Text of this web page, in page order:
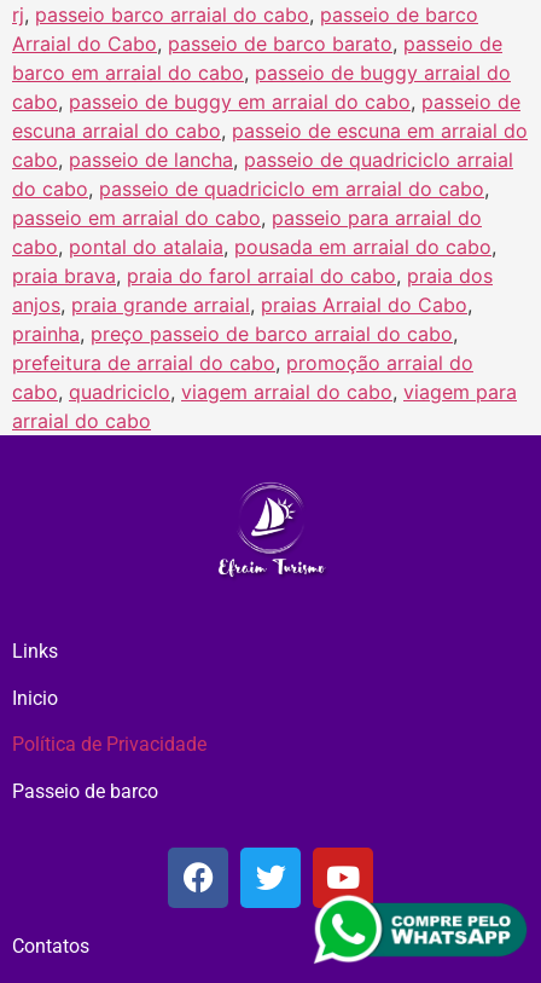
rj, passeio barco arraial do cabo, passeio de barco
Arraial do Cabo, passeio de barco barato, passeio de
barco em arraial do cabo, passeio de buggy arraial do
cabo, passeio de buggy em arraial do cabo, passeio de
escuna arraial do cabo, passeio de escuna em arraial do
cabo, passeio de lancha, passeio de quadriciclo arraial
do cabo, passeio de quadriciclo em arraial do cabo,
passeio em arraial do cabo, passeio para arraial do
cabo, pontal do atalaia, pousada em arraial do cabo,
praia brava, praia do farol arraial do cabo, praia dos
anjos, praia grande arraial, praias Arraial do Cabo,
prainha, preço passeio de barco arraial do cabo,
prefeitura de arraial do cabo, promoção arraial do
cabo, quadriciclo, viagem arraial do cabo, viagem para
arraial do cabo
Links
Inicio
Política de Privacidade
Passeio de barco
Contatos